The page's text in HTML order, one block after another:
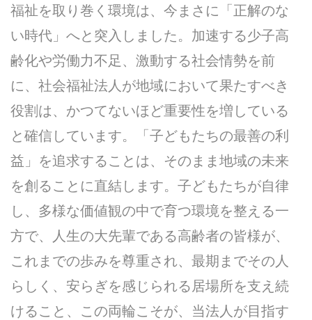
福祉を取り巻く環境は、今まさに「正解のな
い時代」へと突入しました。加速する少子高
齢化や労働力不足、激動する社会情勢を前
に、社会福祉法人が地域において果たすべき
役割は、かつてないほど重要性を増している
と確信しています。「子どもたちの最善の利
益」を追求することは、そのまま地域の未来
を創ることに直結します。子どもたちが自律
し、多様な価値観の中で育つ環境を整える一
方で、人生の大先輩である高齢者の皆様が、
これまでの歩みを尊重され、最期までその人
らしく、安らぎを感じられる居場所を支え続
けること、この両輪こそが、当法人が目指す